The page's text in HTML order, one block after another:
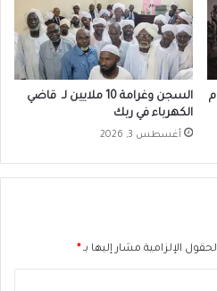
السجن وغرامة 10 ملايين لـ قاضي
الكهرباء في ربك
أغسطس 3, 2026
الإلزامية مشار إليها بـ*